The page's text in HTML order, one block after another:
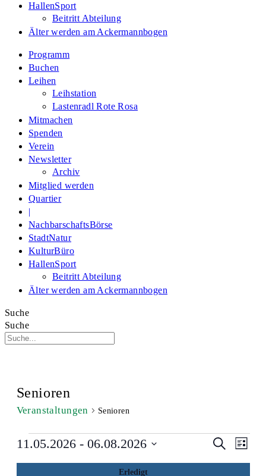
HallenSport
Beitritt Abteilung
Älter werden am Ackermannbogen
Programm
Buchen
Leihen
Leihstation
Lastenradl Rote Rosa
Mitmachen
Spenden
Verein
Newsletter
Archiv
Mitglied werden
Quartier
|
NachbarschaftsBörse
StadtNatur
KulturBüro
HallenSport
Beitritt Abteilung
Älter werden am Ackermannbogen
Suche
Suche
Senioren
Veranstaltungen Senioren
Veranstaltungen
Suche
und
Suche
Filter
Liste
11.05.2026 - 06.08.2026
Erledigt